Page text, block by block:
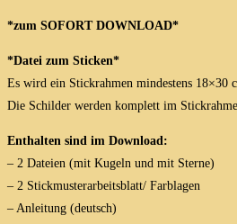
*zum SOFORT DOWNLOAD*
*Datei zum Sticken*
Es wird ein Stickrahmen mindestens
Die Schilder werden komplett im
Enthalten sind im Download:
– 2 Dateien (mit Kugeln und mit Sterne)
– 2 Stickmusterarbeitsblatt/ Farblagen
– Anleitung (deutsch)